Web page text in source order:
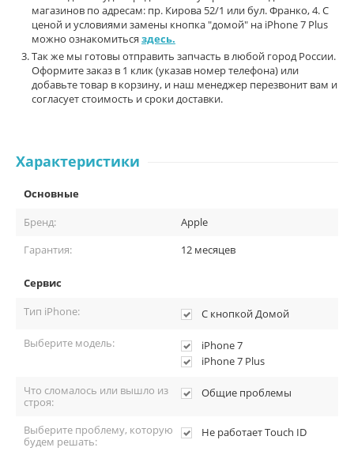
магазинов по адресам: пр. Кирова 52/1 или бул. Франко, 4. С
ценой и условиями замены кнопка "домой" на iPhone 7 Plus
можно ознакомиться здесь.
Так же мы готовы отправить запчасть в любой город России.
Оформите заказ в 1 клик (указав номер телефона) или
добавьте товар в корзину, и наш менеджер перезвонит вам и
согласует стоимость и сроки доставки.
Характеристики
Основные
Бренд:
Apple
Гарантия:
12 месяцев
Сервис
Тип iPhone:
С кнопкой Домой
Выберите модель:
iPhone 7
iPhone 7 Plus
Что сломалось или вышло из
строя:
Общие проблемы
Выберите проблему, которую
будем решать:
Не работает Touch ID